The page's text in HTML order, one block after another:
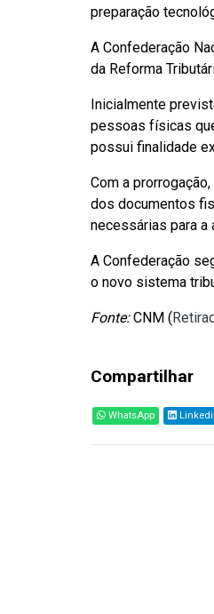
preparação
A Confederação
da Reforma
Inicialmente
pessoas físicas
possui finalidade
Com a
dos documentos
necessárias para
A Confederação
o novo sistema
Fonte:CNM (
Compartilhar
WhatsApp